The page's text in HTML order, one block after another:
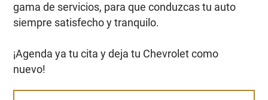
gama de servicios, para que conduzcas tu auto
siempre satisfecho y tranquilo.
¡Agenda ya tu cita y deja tu Chevrolet como
nuevo!